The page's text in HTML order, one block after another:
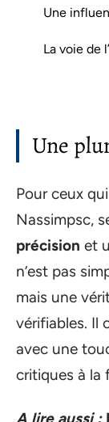
Une
La voie de
Une
Pour ceux
Nassimpsc,
précision et
n’est pas
mais une
vérifiables. Il
avec une
critiques à la